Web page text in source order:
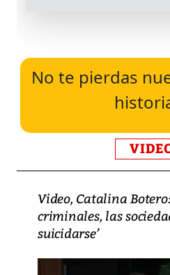
No te pierdas
Video, Catalina
criminales, las
suicidarse’